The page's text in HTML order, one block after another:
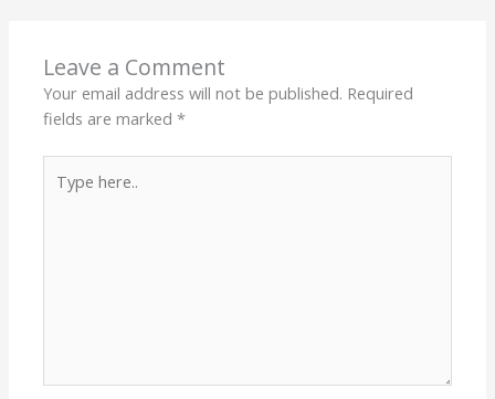
Leave a Comment
Your email address will not be published. Required
fields are marked*
here..